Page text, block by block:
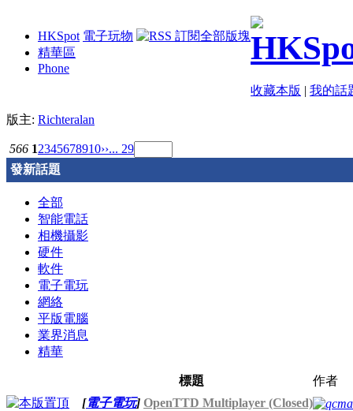
HKSpot 電子玩物
精華區
Phone
收藏本版 | 我的話
版主: Richteralan
566 12345678910››... 29
發新話題
全部
智能電話
相機攝影
硬件
軟件
電子電玩
網絡
平版電腦
業界消息
精華
標題
作者
[電子電玩] OpenTTD Multiplayer (Closed)